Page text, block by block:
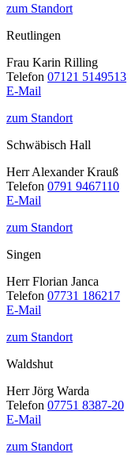
zum Standort
Reutlingen
Frau Karin Rilling
Telefon 07121 5149513
E-Mail
zum Standort
Schwäbisch Hall
Herr Alexander Krauß
Telefon 0791 9467110
E-Mail
zum Standort
Singen
Herr Florian Janca
Telefon 07731 186217
E-Mail
zum Standort
Waldshut
Herr Jörg Warda
Telefon 07751 8387-20
E-Mail
zum Standort